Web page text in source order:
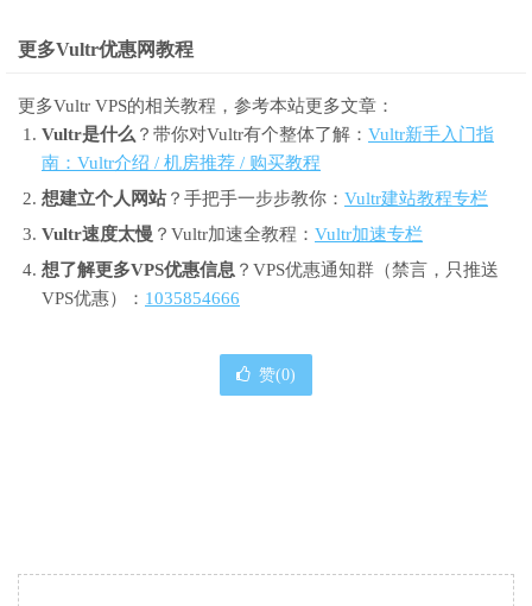
更多Vultr优惠网教程
更多Vultr VPS的相关教程，参考本站更多文章：
Vultr是什么 ？带你对Vultr有个整体了解： Vultr新手入门指
南：Vultr介绍 / 机房推荐 / 购买教程
想建立个人网站？手把手一步步教你： Vultr建站教程专栏
Vultr速度太慢 ？Vultr加速全教程： Vultr加速专栏
想了解更多VPS优惠信息 ？VPS优惠通知群（禁言，只推送
VPS优惠）： 1035854666
赞(0)